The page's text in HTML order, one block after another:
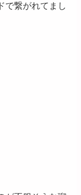
で繋がれてまし